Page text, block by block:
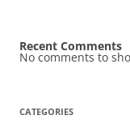
Recent Comments
No comments to
CATEGORIES